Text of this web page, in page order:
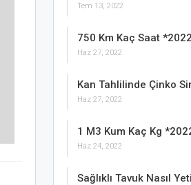
Tem 13, 2022
750 Km Kaç Saat *2022
Haz 27, 2022
Kan Tahlilinde Çinko
Haz 27, 2022
1 M3 Kum Kaç Kg
Haz 24, 2022
Sağlıklı Tavuk Nasıl